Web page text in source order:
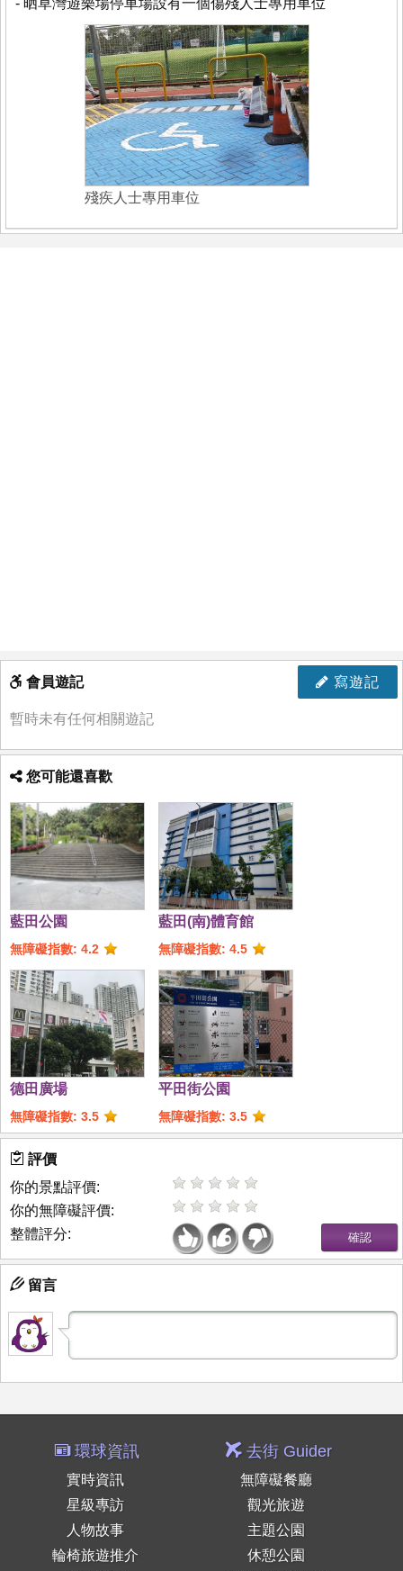
殘疾人士專用車位
寫遊記
會員遊記
暫時未有任何相關遊記
您可能還喜歡
藍田公園
無障礙指數: 4.2
藍田(南)體育館
無障礙指數: 4.5
德田廣場
無障礙指數: 3.5
平田街公園
無障礙指數: 3.5
評價
你的景點評價:
你的無障礙評價:
整體評分:
留言
環球資訊
實時資訊
星級專訪
人物故事
輪椅旅遊推介
去街 Guider
無障礙餐廳
觀光旅遊
主題公園
休憩公園